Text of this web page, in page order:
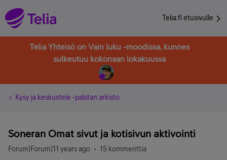
Telia.fi etusivulle
Telia Yhteisö on Vain luku -moodissa, kunnes
sulkeutuu kokonaan lokakuussa
Kysy ja keskustele -palstan arkisto
Soneran Omat sivut ja kotisivun aktivointi
Forum|Forum|11 years ago 15 kommenttia